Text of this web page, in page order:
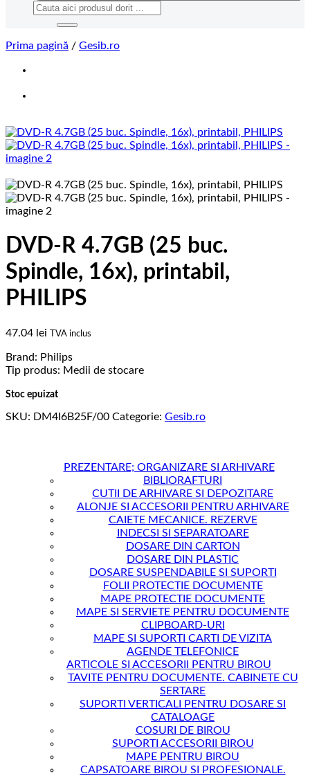
Caută
Prima pagină / Gesib.ro
DVD-R 4.7GB (25 buc.
Spindle, 16x), printabil,
PHILIPS
47.04 lei TVA inclus
Brand: Philips
Tip produs: Medii de stocare
Stoc epuizat
SKU: DM4I6B25F/00 Categorie: Gesib.ro
PREZENTARE; ORGANIZARE SI ARHIVARE
BIBLIORAFTURI
CUTII DE ARHIVARE SI DEPOZITARE
ALONJE SI ACCESORII PENTRU ARHIVARE
CAIETE MECANICE. REZERVE
INDECSI SI SEPARATOARE
DOSARE DIN CARTON
DOSARE DIN PLASTIC
DOSARE SUSPENDABILE SI SUPORTI
FOLII PROTECTIE DOCUMENTE
MAPE PROTECTIE DOCUMENTE
MAPE SI SERVIETE PENTRU DOCUMENTE
CLIPBOARD-URI
MAPE SI SUPORTI CARTI DE VIZITA
AGENDE TELEFONICE
ARTICOLE SI ACCESORII PENTRU BIROU
TAVITE PENTRU DOCUMENTE. CABINETE CU
SERTARE
SUPORTI VERTICALI PENTRU DOSARE SI
CATALOAGE
COSURI DE BIROU
SUPORTI ACCESORII BIROU
MAPE PENTRU BIROU
CAPSATOARE BIROU SI PROFESIONALE.